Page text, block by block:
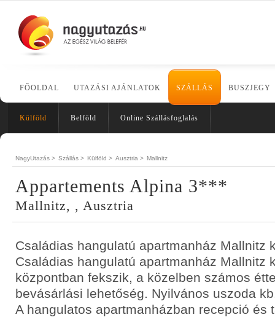
FŐOLDAL UTAZÁSI AJÁNLATOK SZÁLLÁS BUSZJEGY
Külföld Belföld Online Szállásfoglalás
NagyUtazás > Szállás > Külföld > Ausztria > Mallnitz
Appartements Alpina 3***
Mallnitz, , Ausztria
Családias hangulatú apartmanház Mallnitz
Családias hangulatú apartmanház Mallnitz
központban fekszik, a közelben számos
bevásárlási lehetőség. Nyilvános uszoda
A hangulatos apartmanházban recepció és